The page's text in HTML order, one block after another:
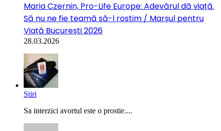
Maria Czernin, Pro-Life Europe: Adevărul dă viață.
Să nu ne fie teamă să-l rostim / Marșul pentru
Viață București 2026
28.03.2026
Stiri
Sa interzici avortul este o prostie....